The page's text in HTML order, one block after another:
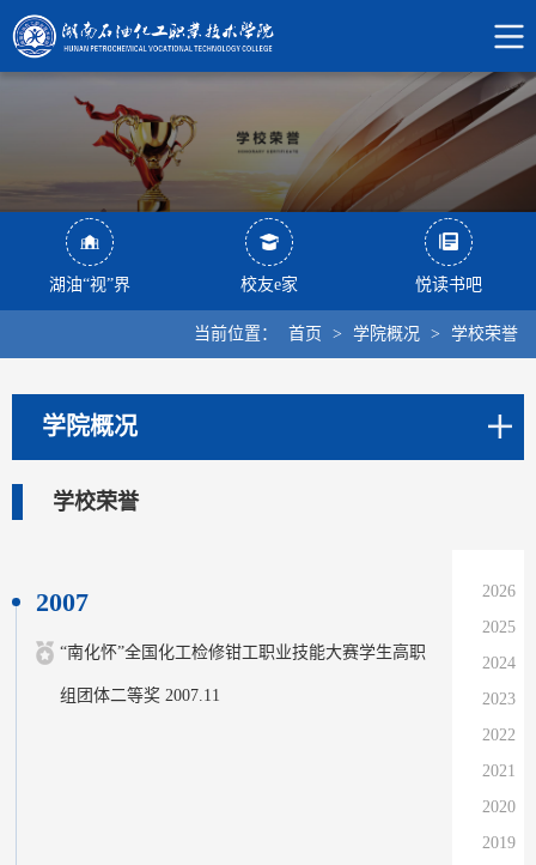
湖油“视”界 校友e家 悦读书吧
当前位置： 首页 > 学院概况 > 学校荣誉
学院概况
学校荣誉
2007
“南化怀”全国化工检修钳工职业技能大赛学生高职
组团体二等奖 2007.11
2026
2025
2024
2023
2022
2021
2020
2019